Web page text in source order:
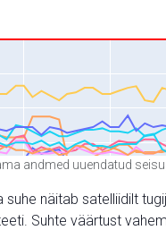
andmed uuendatud
suhe näitab satelliidilt
Suhte väärtust